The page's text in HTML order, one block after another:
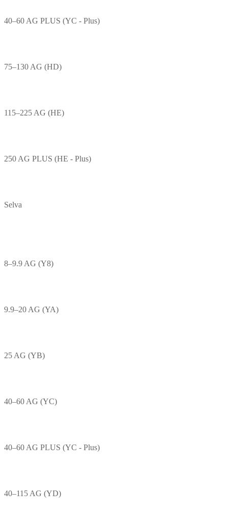
40–60 AG PLUS (YC - Plus)
75–130 AG (HD)
115–225 AG (HE)
250 AG PLUS (HE - Plus)
Selva
8–9.9 AG (Y8)
9.9–20 AG (YA)
25 AG (YB)
40–60 AG (YC)
40–60 AG PLUS (YC - Plus)
40–115 AG (YD)